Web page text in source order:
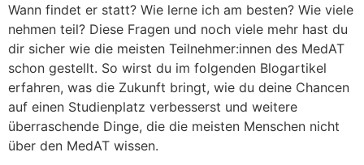
Wann findet er statt? Wie lerne ich am besten? Wie viele
nehmen teil? Diese Fragen und noch viele mehr hast du
dir sicher wie die meisten Teilnehmer:innen des MedAT
schon gestellt. So wirst du im folgenden Blogartikel
erfahren, was die Zukunft bringt, wie du deine Chancen
auf einen Studienplatz verbesserst und weitere
überraschende Dinge, die die meisten Menschen nicht
über den MedAT wissen.